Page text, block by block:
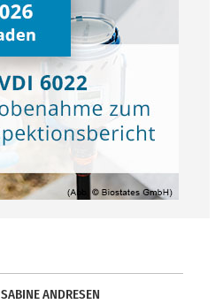
SABINE ANDRESEN